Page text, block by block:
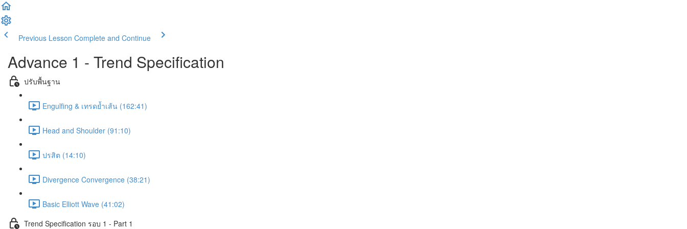
Previous Lesson Complete and Continue
Advance 1 - Trend Specification
ปรับพื้นฐาน
Engulfing & เทรดย้ำเส้น (162:41)
Head and Shoulder (91:10)
ปรสิต (14:10)
Divergence Convergence (38:21)
Basic Elliott Wave (41:02)
Trend Specification รอบ 1 - Part 1